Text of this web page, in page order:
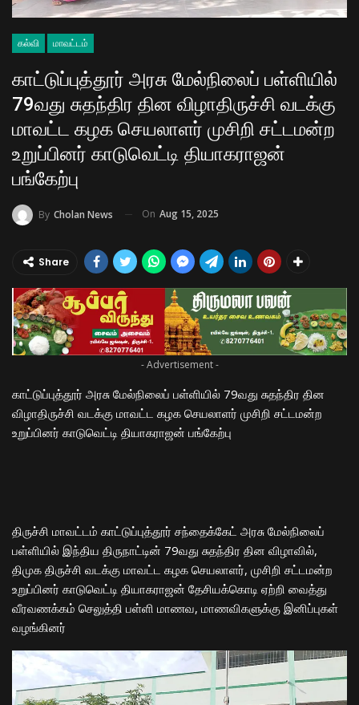
கல்வி மாவட்டம்
காட்டுப்புத்தூர் அரசு மேல்நிலைப் பள்ளியில்
79வது சுதந்திர தின விழாதிருச்சி வடக்கு
மாவட்ட கழக செயலாளர் முசிறி சட்டமன்ற
உறுப்பினர் காடுவெட்டி தியாகராஜன்
பங்கேற்பு
By Cholan News On Aug 15, 2025
Share
- Advertisement -
காட்டுப்புத்தூர் அரசு மேல்நிலைப் பள்ளியில் 79வது சுதந்திர தின
விழாதிருச்சி வடக்கு மாவட்ட கழக செயலாளர் முசிறி சட்டமன்ற
உறுப்பினர் காடுவெட்டி தியாகராஜன் பங்கேற்பு
திருச்சி மாவட்டம் காட்டுப்புத்தூர் சந்தைக்கேட் அரசு மேல்நிலைப்
பள்ளியில் இந்திய திருநாட்டின் 79வது சுதந்திர தின விழாவில்,
திமுக திருச்சி வடக்கு மாவட்ட கழக செயலாளர், முசிறி சட்டமன்ற
உறுப்பினர் காடுவெட்டி தியாகராஜன் தேசியக்கொடி ஏற்றி வைத்து
வீரவணக்கம் செலுத்தி பள்ளி மாணவ, மாணவிகளுக்கு இனிப்புகள்
வழங்கினர்